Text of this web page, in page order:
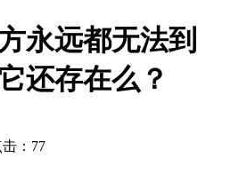
永远都无法到
还存在么？
击：77